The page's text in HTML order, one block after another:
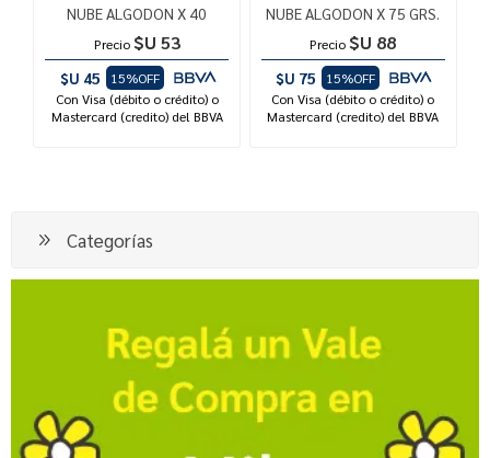
NUBE ALGODON X 40
Precio $U 53
$U 45
15%OFF
Con Visa (débito o crédito) o
Mastercard (credito) del BBVA
NUBE ALGODON X 75 GRS.
Precio $U 88
$U 75
15%OFF
Con Visa (débito o crédito) o
Mastercard (credito) del BBVA
Categorías